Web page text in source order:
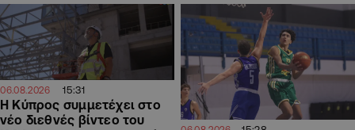
06.08.2026 15:31
Η Κύπρος συμμετέχει στο
νέο διεθνές βίντεο του